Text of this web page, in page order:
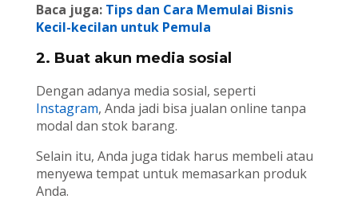
Baca juga: Tips dan Cara Memulai Bisnis
Kecil-kecilan untuk Pemula
2. Buat akun media sosial
Dengan adanya media sosial, seperti
Instagram, Anda jadi bisa jualan online tanpa
modal dan stok barang.
Selain itu, Anda juga tidak harus membeli atau
menyewa tempat untuk memasarkan produk
Anda.